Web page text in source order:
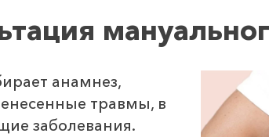
анамнез,
травмы, в
заболевания.